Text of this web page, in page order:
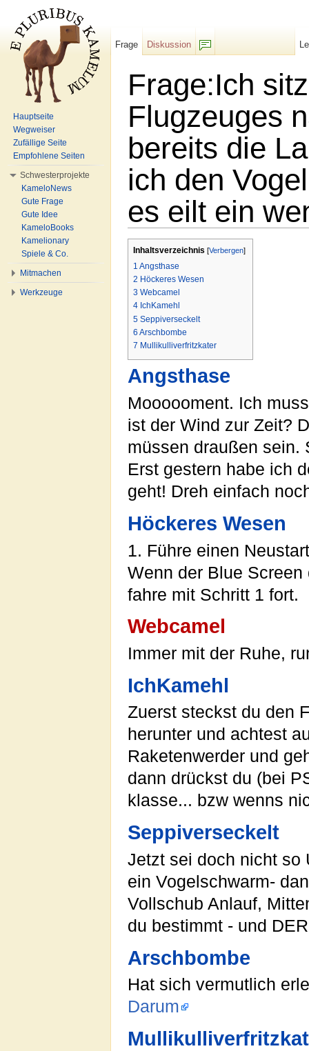
Frage:Ich
Flugzeuges
bereits die
ich den
es eilt ein
Inhaltsverzeichnis [Verbergen]
1 Angsthase
2 Höckeres Wesen
3 Webcamel
4 IchKamehl
5 Seppiverseckelt
6 Arschbombe
7 Mullikulliverfritzkater
Angsthase
Moooooment. Ich
ist der Wind zur Zeit?
müssen draußen sein.
Erst gestern habe ich
geht! Dreh einfach
Höckeres Wesen
1. Führe einen
Wenn der Blue
fahre mit Schritt 1 fort.
Webcamel
Immer mit der Ruhe,
IchKamehl
Zuerst steckst du den
herunter und achtest
Raketenwerder und
dann drückst du (bei
klasse... bzw wenns
Seppiverseckelt
Jetzt sei doch nicht so
ein Vogelschwarm-
Vollschub Anlauf,
du bestimmt - und
Arschbombe
Hat sich vermutlich
Darum
Frage
Diskussion
Hauptseite
Wegweiser
Zufällige Seite
Empfohlene Seiten
Schwesterprojekte
KameloNews
Gute Frage
Gute Idee
KameloBooks
Kamelionary
Spiele & Co.
Mitmachen
Werkzeuge